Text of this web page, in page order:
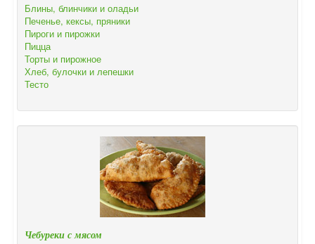
Блины, блинчики и оладьи
Печенье, кексы, пряники
Пироги и пирожки
Пицца
Торты и пирожное
Хлеб, булочки и лепешки
Тесто
Чебуреки с мясом